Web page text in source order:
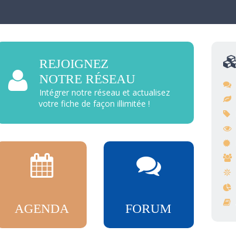
REJOIGNEZ
NOTRE RÉSEAU
Intégrer notre réseau et actualisez
votre fiche de façon illimitée !
AGENDA FORUM